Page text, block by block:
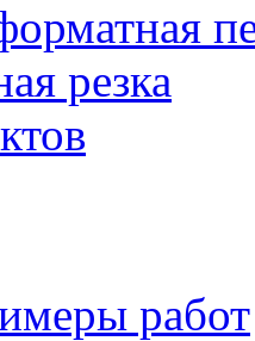
резка
работ